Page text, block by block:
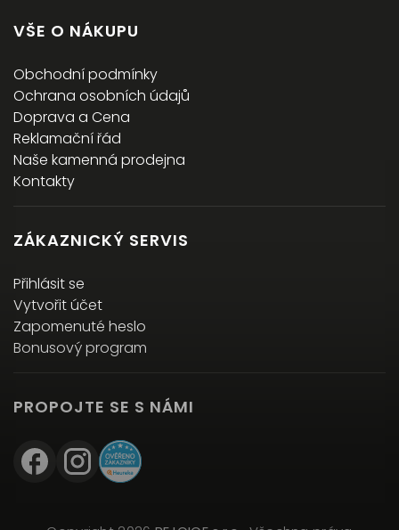
VŠE O NÁKUPU
Obchodní podmínky
Ochrana osobních údajů
Doprava a Cena
Reklamační řád
Naše kamenná prodejna
Kontakty
ZÁKAZNICKÝ SERVIS
Přihlásit se
Vytvořit účet
Zapomenuté heslo
Bonusový program
PROPOJTE SE S NÁMI